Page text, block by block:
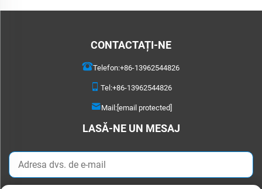
CONTACTAȚI-NE
Telefon:+86-13962544826
Tel:+86-13962544826
Mail:[email protected]
LASĂ-NE UN MESAJ